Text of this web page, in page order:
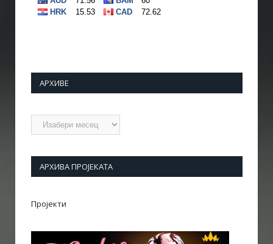
АРХИВЕ
Архиве
АРХИВА ПРОЈЕКАТА
Пројекти